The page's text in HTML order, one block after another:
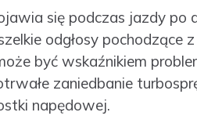
się podczas jazdy po
odgłosy pochodzące
być wskaźnikiem
zaniedbanie
napędowej.